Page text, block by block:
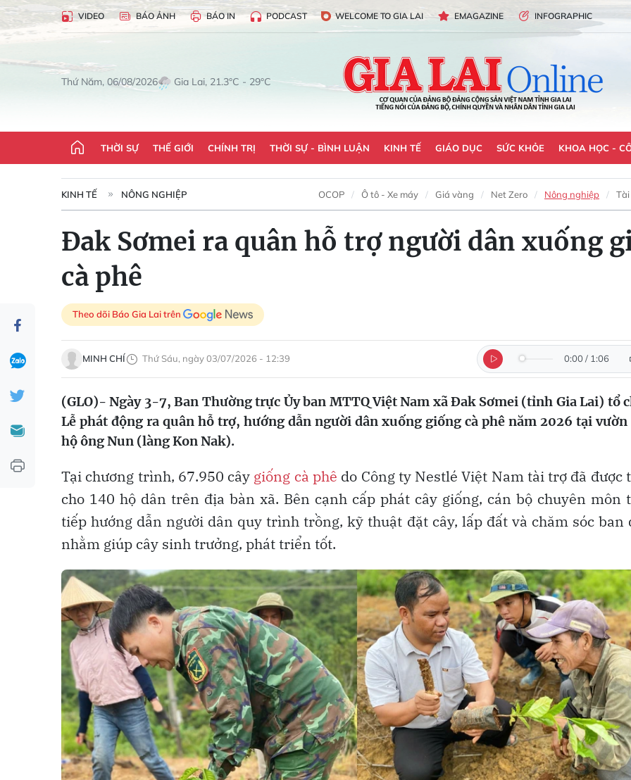
VIDEO BÁO ẢNH BÁO IN PODCAST WELCOME TO GIA LAI EMAGAZINE INFOGRAPHIC
Thứ Năm, 06/08/2026 Gia Lai, 21.3°C - 29°C
THỜI SỰ THẾ GIỚI CHÍNH TRỊ THỜI SỰ - BÌNH LUẬN KINH TẾ GIÁO DỤC SỨC KHỎE KHOA HỌC -
KINH TẾ NÔNG NGHIỆP OCOP Ô tô - Xe máy Giá vàng Net Zero Nông nghiệp
Đak Sơmei ra quân hỗ trợ người dân xuống
cà phê
Theo dõi Báo Gia Lai trên
MINH CHÍ Thứ Sáu, ngày 03/07/2026 - 12:39 0:00 / 1:06
(GLO)- Ngày 3-7, Ban Thường trực Ủy ban MTTQ Việt Nam xã Đak Sơmei (tỉnh Gia Lai) tổ
Lễ phát động ra quân hỗ trợ, hướng dẫn người dân xuống giống cà phê năm 2026 tại vườn
hộ ông Nun (làng Kon Nak).
Tại chương trình, 67.950 cây giống cà phê do Công ty Nestlé Việt Nam tài trợ đã được
cho 140 hộ dân trên địa bàn xã. Bên cạnh cấp phát cây giống, cán bộ chuyên môn
tiếp hướng dẫn người dân quy trình trồng, kỹ thuật đặt cây, lấp đất và chăm sóc ban
nhằm giúp cây sinh trưởng, phát triển tốt.